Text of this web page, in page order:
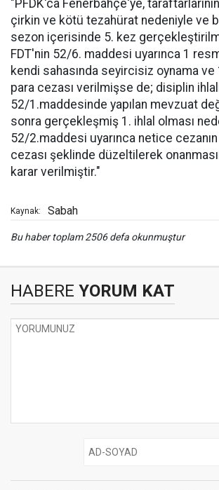
"PFDK'ca Fenerbahçe'ye,
çirkin ve kötü tezahürat nedeniyle ve
sezon içerisinde 5. kez
FDT'nin 52/6. maddesi uyarınca 1
kendi sahasında seyircisiz oynama ve
para cezası verilmişse de; disiplin
52/1.maddesinde yapılan mevzuat
sonra gerçekleşmiş 1. ihlal olması
52/2.maddesi uyarınca netice
cezası şeklinde düzeltilerek
karar verilmiştir."
Kaynak: Sabah
Bu haber toplam 2506 defa okunmuştur
HABERE YORUM KAT